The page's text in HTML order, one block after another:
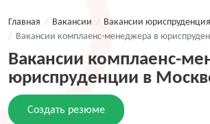
Главная / Вакансии / Вакансии юриспруденция
/ Вакансии комплаенс-менеджера в
Вакансии комплаенс-
юриспруденции в
Создать резюме